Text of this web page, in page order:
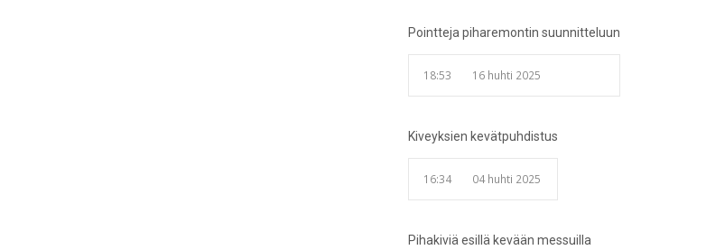
Pointteja piharemontin suunnitteluun
18:53 16 huhti 2025
Kiveyksien kevätpuhdistus
16:34 04 huhti 2025
Pihakiviä esillä kevään messuilla